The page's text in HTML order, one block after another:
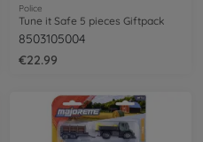
Police
Tune it Safe 5 pieces Giftpack
8503105004
€22.99